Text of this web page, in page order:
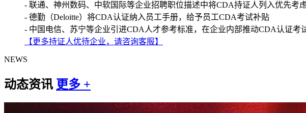
- 联通、神州数码、中软国际等企业招聘职位描述中将CDA持证人列入优先考
- 德勤（Deloitte）将CDA认证纳入员工手册，给予员工CDA考试补贴
- 中国电信、苏宁等企业引进CDA人才参考标准，在企业内部推动CDA认证考
【更多持证人优待企业，请咨询客服】
NEWS
动态资讯 更多 +